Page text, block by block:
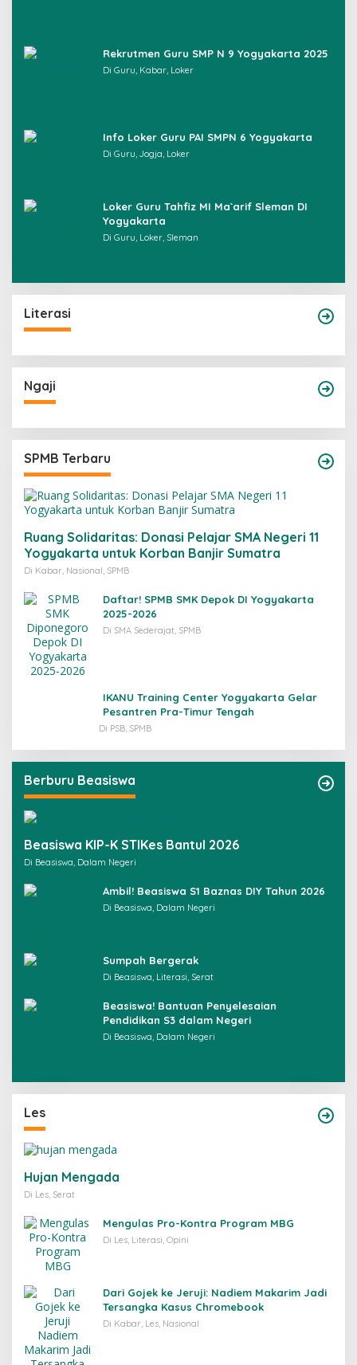
Rekrutmen Guru SMP N 9 Yogyakarta 2025
Di Guru, Kabar, Loker
Info Loker Guru PAI SMPN 6 Yogyakarta
Di Guru, Jogja, Loker
Loker Guru Tahfiz MI Ma`arif Sleman DI
Yogyakarta
Di Guru, Loker, Sleman
Literasi
Ngaji
SPMB Terbaru
Ruang Solidaritas: Donasi Pelajar SMA Negeri 11
Yogyakarta untuk Korban Banjir Sumatra
Di Kabar, Nasional, SPMB
Daftar! SPMB SMK Depok DI Yogyakarta
2025-2026
Di SMA Sederajat, SPMB
IKANU Training Center Yogyakarta Gelar
Pesantren Pra-Timur Tengah
Di PSB, SPMB
Berburu Beasiswa
Beasiswa KIP-K STIKes Bantul 2026
Di Beasiswa, Dalam Negeri
Ambil! Beasiswa S1 Baznas DIY Tahun 2026
Di Beasiswa, Dalam Negeri
Sumpah Bergerak
Di Beasiswa, Literasi, Serat
Beasiswa! Bantuan Penyelesaian
Pendidikan S3 dalam Negeri
Di Beasiswa, Dalam Negeri
Les
Hujan Mengada
Di Les, Serat
Mengulas Pro-Kontra Program MBG
Di Les, Literasi, Opini
Dari Gojek ke Jeruji: Nadiem Makarim Jadi
Tersangka Kasus Chromebook
Di Kabar, Les, Nasional